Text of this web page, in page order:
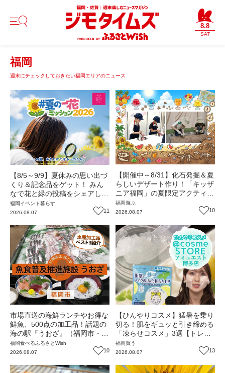
8.8
SAT
福岡
週末にチェックしておきたい福岡エリアのニュース
【8/5～9/9】夏休みの思い出づ
くり＆記念品をゲット！ みん
なで花と緑の投稿をシェアしな
がら 「夏の一花ミッション」
にチャレンジ【一人一花はなき
福岡 イベント暮らす
2026.08.07
11
【開催中～8/31】化石発掘＆夏
らしいデザート作り！「キッザ
ニア福岡」の夏限定アクティビ
ティが熱い‼（福岡市博多区）
福岡遊ぶ
2026.08.07
10
市場直送の海鮮ランチやお得な
鮮魚、500点の加工品！話題の
海の駅『うおざ』（福岡市・長
浜）【ふるさとWish】
福岡食べる ふるさとWish
2026.08.07
10
【ひんやりコスメ】猛暑を乗り
切る！肌をギュッと引き締める
「凍らせコスメ」3選【トレン
ド】
福岡 買う
2026.08.07
13